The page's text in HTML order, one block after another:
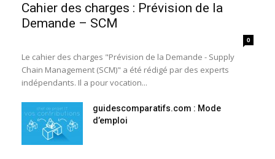
Cahier des charges : Prévision de la
Demande – SCM
0
Le cahier des charges "Prévision de la Demande - Supply
Chain Management (SCM)" a été rédigé par des experts
indépendants. Il a pour vocation...
guidescomparatifs.com : Mode
d’emploi